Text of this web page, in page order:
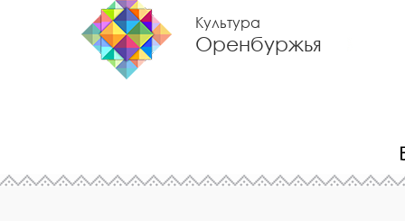
Культура
Оренбуржья